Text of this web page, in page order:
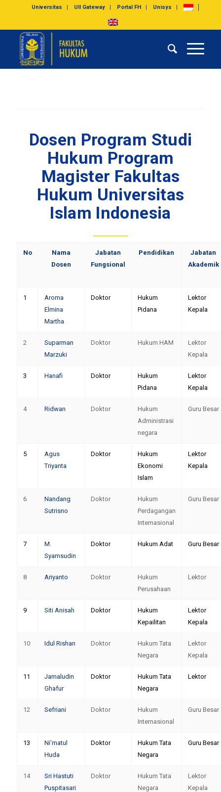
Universitas UII Gateway Portal FH Unisys
Dosen Program Studi
Hukum Program
Magister Fakultas
Hukum Universitas
Islam Indonesia
No
Nama
Dosen
Jabatan
Fungsional
Pendidikan
Jabatan
Akademik
1
Aroma
Elmina
Martha
Doktor
Hukum
Pidana
Lektor
Kepala
2
Suparman
Marzuki
Doktor Hukum HAM
Lektor
Kepala
3 Hanafi Doktor
Hukum
Pidana
Lektor
Kepala
4 Ridwan Doktor
Hukum
Administrasi
negara
Guru Besar
5
Agus
Triyanta
Doktor
Hukum
Ekonomi
Islam
Lektor
Kepala
6
Nandang
Sutrisno
Doktor
Hukum
Perdagangan
Internasional
Guru Besar
7
M.
Syamsudin
Doktor Hukum Adat Guru Besar
8 Ariyanto Doktor
Hukum
Perusahaan
Lektor
9 Siti Anisah Doktor
Hukum
Kepailitan
Lektor
Kepala
10 Idul Rishan Doktor
Hukum Tata
Negara
Lektor
Kepala
11
Jamaludin
Ghafur
Doktor
Hukum Tata
Negara
Lektor
12 Sefriani Doktor
Hukum
Internasional
Guru Besar
13
Ni’matul
Huda
Doktor
Hukum Tata
Negara
Guru Besar
14
Sri Hastuti
Puspitasari
Doktor
Hukum Tata
Negara
Lektor
Kepala